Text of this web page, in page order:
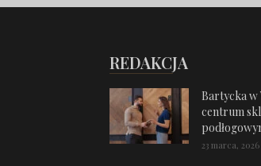
REDAKCJA
Bartycka w
centrum
23 marca, 2026